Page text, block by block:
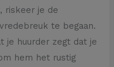
riskeer je de
te begaan.
je huurder zegt dat je
hem het rustig